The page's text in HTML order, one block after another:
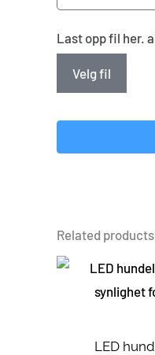
Last opp fil her.
Velg fil
Related products
LED